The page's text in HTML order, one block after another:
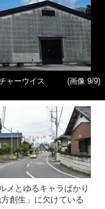
ャーウイス
(画像 9/9)
メとゆるキャラばかり
創生」に欠けている